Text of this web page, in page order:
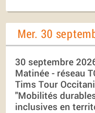
Mer. 30
30 septembre
Matinée - réseau
Tims Tour
"Mobilités
inclusives en